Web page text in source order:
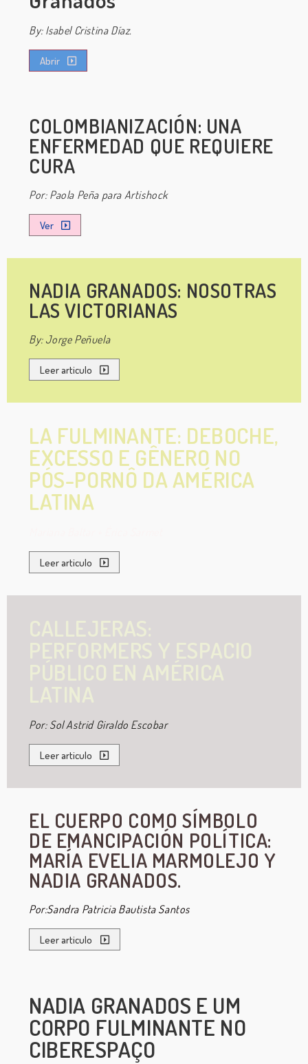
By: Isabel Cristina Díaz.
Abrir
COLOMBIANIZACIÓN: UNA
ENFERMEDAD QUE REQUIERE
CURA
Por: Paola Peña para Artishock
Ver
NADIA GRANADOS: NOSOTRAS
LAS VICTORIANAS
By: Jorge Peñuela
Leer articulo
LA FULMINANTE: DEBOCHE,
EXCESSO E GÊNERO NO
PÓS-PORNÔ DA AMÉRICA
LATINA
Leer articulo
Por: Sol Astrid Giraldo Escobar
Leer articulo
EL CUERPO COMO SÍMBOLO
DE EMANCIPACIÓN POLÍTICA:
MARÍA EVELIA MARMOLEJO Y
NADIA GRANADOS.
Por:Sandra Patricia Bautista Santos
Leer articulo
NADIA GRANADOS E UM
CORPO FULMINANTE NO
CIBERESPAÇO